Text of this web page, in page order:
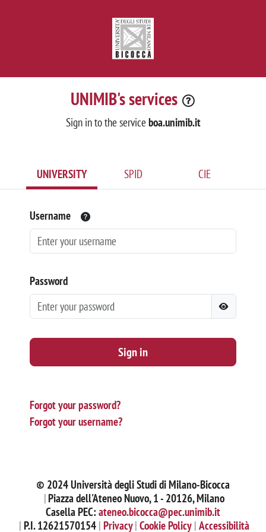
UNIMIB's services
Sign in to the service boa.unimib.it
UNIVERSITY SPID CIE
Username
Password
Sign in
Forgot your password?
Forgot your username?
© 2024 Università degli Studi di Milano-Bicocca
Piazza dell'Ateneo Nuovo, 1 - 20126, Milano
Casella PEC:ateneo.bicocca@pec.unimib.it
P.I. 12621570154 Privacy Cookie Policy Accessibilità